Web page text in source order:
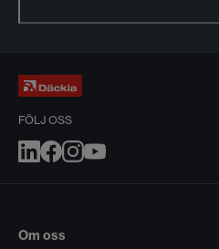
FÖLJ OSS
Om oss